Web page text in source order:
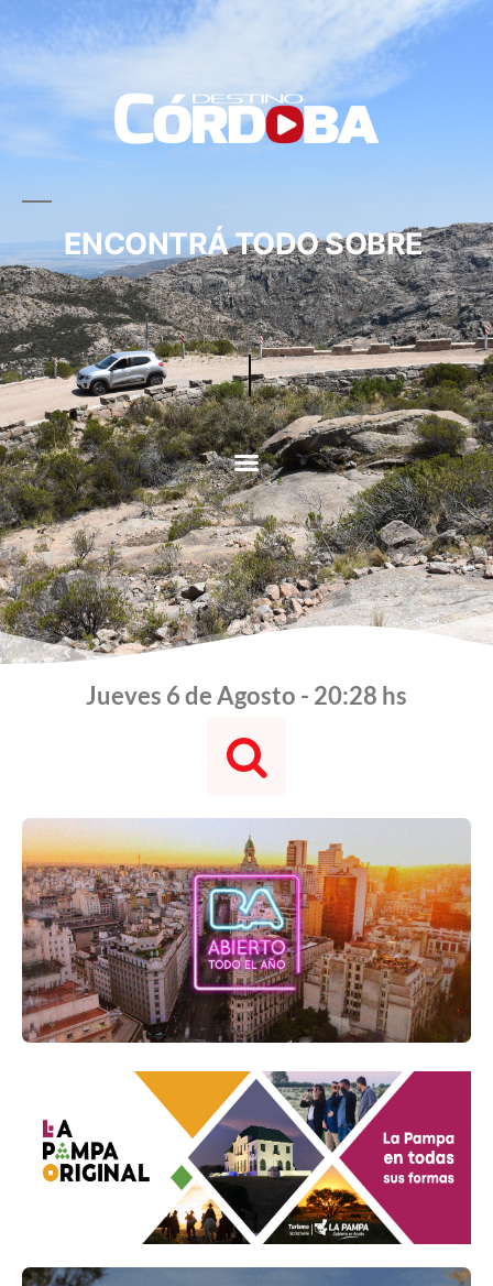
ENCONTRÁ TODO SOBRE
CIRCUITOS
Jueves 6 de Agosto - 20:28 hs